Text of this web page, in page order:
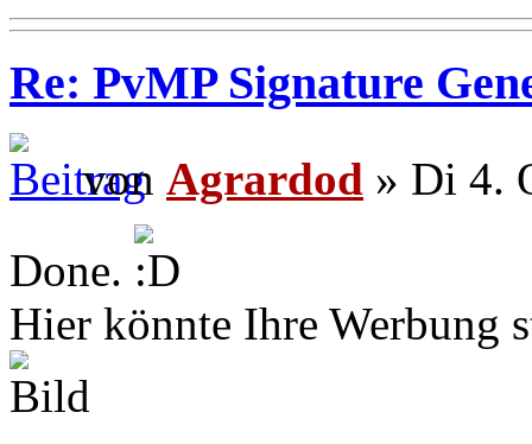
Re: PvMP Signature
von Agrardod » Di 4.
Done.
Hier könnte Ihre Werbung